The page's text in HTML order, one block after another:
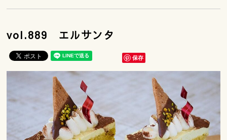
vol.889 エルサンタ
保存